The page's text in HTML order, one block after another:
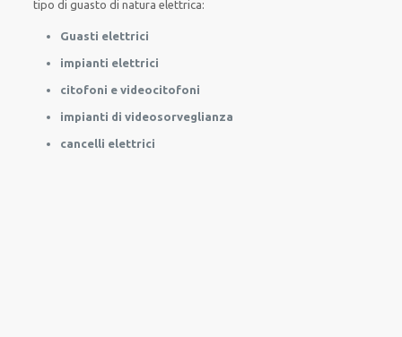
tipo di guasto di natura elettrica:
Guasti elettrici
impianti elettrici
citofoni e videocitofoni
impianti di videosorveglianza
cancelli elettrici